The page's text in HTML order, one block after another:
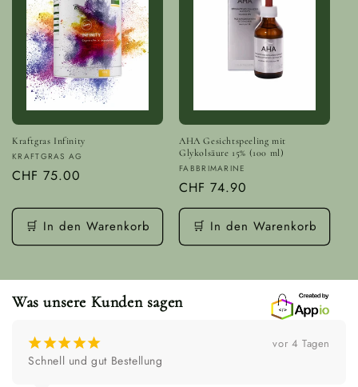
Kraftgras Infinity
Anbieter:
KRAFTGRAS AG
Normaler
CHF 75.00
🛒 In den Warenkorb
AHA Gesichtspeeling mit
Glykolsäure 15% (100 ml)
Anbieter:
FABBRIMARINE
Normaler
Preis
CHF 74.90
🛒 In den Warenkorb
Was unsere Kunden sagen
¡¡¡¡¡ vor 4 Wochen
Super Geschäftspartner!